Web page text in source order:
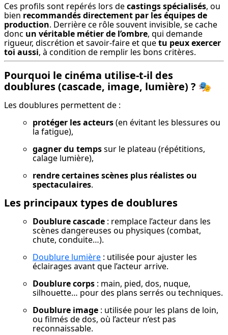
Ces profils sont repérés lors de castings spécialisés, ou
bien recommandés directement par les équipes de
production. Derrière ce rôle souvent invisible, se cache
donc un véritable métier de l’ombre, qui demande
rigueur, discrétion et savoir-faire et que tu peux exercer
toi aussi, à condition de remplir les bons critères.
Pourquoi le cinéma utilise-t-il des
doublures (cascade, image, lumière) ? 🎭
Les doublures permettent de :
protéger les acteurs (en évitant les blessures ou
la fatigue),
gagner du temps sur le plateau (répétitions,
calage lumière),
rendre certaines scènes plus réalistes ou
spectaculaires.
Les principaux types de doublures
Doublure cascade : remplace l’acteur dans les
scènes dangereuses ou physiques (combat,
chute, conduite…).
Doublure lumière : utilisée pour ajuster les
éclairages avant que l’acteur arrive.
Doublure corps : main, pied, dos, nuque,
silhouette… pour des plans serrés ou techniques.
Doublure image : utilisée pour les plans de loin,
ou filmés de dos, où l’acteur n’est pas
reconnaissable.